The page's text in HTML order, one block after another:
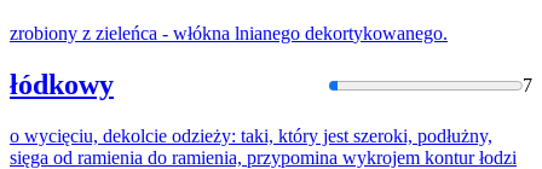
zrobiony z zieleńca - włókna lnianego dekortykowanego.
łódkowy 7
o wycięciu, dekolcie odzieży: taki, który jest szeroki, podłużny,
sięga od ramienia do ramienia, przypomina wykrojem kontur łodzi